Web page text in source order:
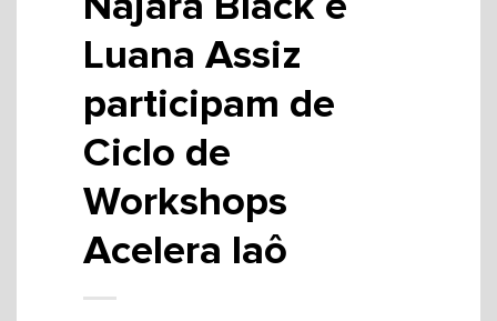
Luana Assiz
participam de
Ciclo de
Workshops
Acelera Iaô